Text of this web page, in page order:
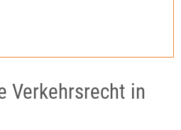
Verkehrsrecht in